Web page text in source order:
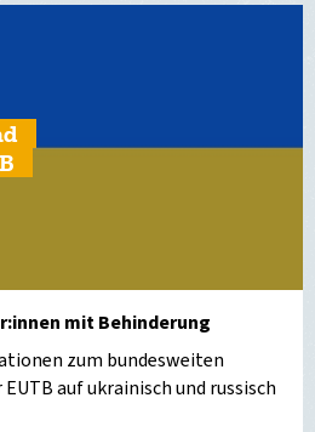
mit Behinderung
zum bundesweiten
auf ukrainisch und russisch